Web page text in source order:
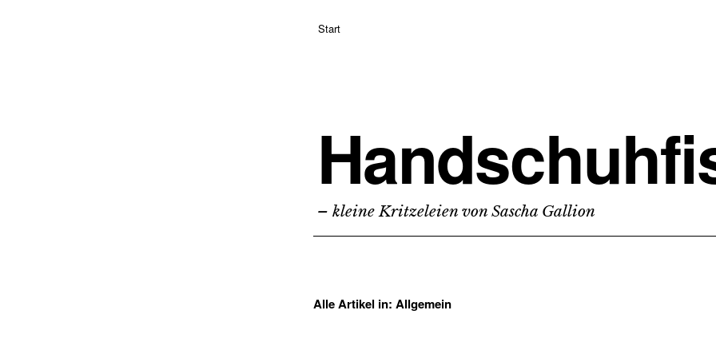
Start
– kleine Kritzeleien von Sascha Gallion
Alle Artikel in: Allgemein